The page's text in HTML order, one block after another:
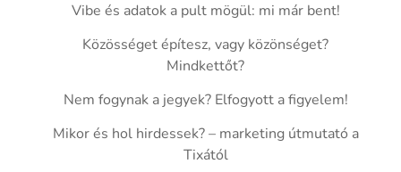
Vibe és adatok a pult mögül: mi már bent!
Közösséget építesz, vagy közönséget?
Mindkettőt?
Nem fogynak a jegyek? Elfogyott a figyelem!
Mikor és hol hirdessek? – marketing útmutató a
Tixától